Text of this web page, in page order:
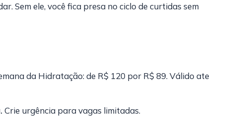
Sem ele, você fica presa no ciclo de curtidas sem
da Hidratação: de R$ 120 por R$ 89. Válido ate
Crie urgência para vagas limitadas.